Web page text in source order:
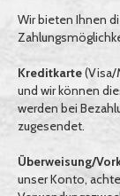
Gastspiele
Anmelden
Wir bieten Ihnen
Kreditkarte(Visa/
und wir können
werden bei
zugesendet.
Überweisung/
unser Konto,